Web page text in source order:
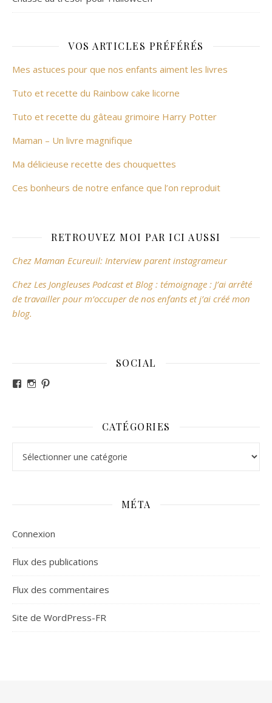
VOS ARTICLES PRÉFÉRÉS
Mes astuces pour que nos enfants aiment les livres
Tuto et recette du Rainbow cake licorne
Tuto et recette du gâteau grimoire Harry Potter
Maman – Un livre magnifique
Ma délicieuse recette des chouquettes
Ces bonheurs de notre enfance que l’on reproduit
RETROUVEZ MOI PAR ICI AUSSI
Chez Maman Ecureuil: Interview parent instagrameur
Chez Les Jongleuses Podcast et Blog : témoignage : J’ai arrêté
de travailler pour m’occuper de nos enfants et j’ai créé mon
blog.
SOCIAL
Voir le profil de revesdefripouilles sur Facebook
Voir le profil de claire_revesdefripouilles sur
CATÉGORIES
MÉTA
Connexion
Flux des publications
Flux des commentaires
Site de WordPress-FR